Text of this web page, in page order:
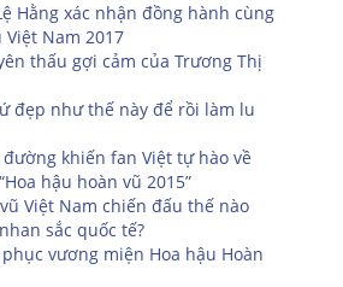
Hằng xác nhận đồng hành cùng
Việt Nam 2017
thấu gợi cảm của Trương Thị
đẹp như thế này để rồi làm lu
khiến fan Việt tự hào về
hậu hoàn vũ 2015”
Việt Nam chiến đấu thế nào
sắc quốc tế?
vương miện Hoa hậu Hoàn